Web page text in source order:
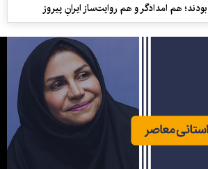
هم امدادگر و هم‌ روایت‌ساز ایرانِ پیروز